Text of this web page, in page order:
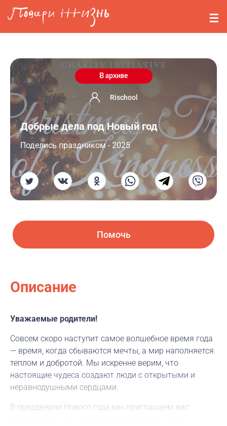
Перейти к основному содержанию
События
О нас
Вопросы
Войти
Регистрация
В архиве
Rischool
Добрые дела под Новый год
Поделись праздником - 2025
Помочь
Описание
Уважаемые родители!
Совсем скоро наступит самое волшебное время года
— время, когда сбываются мечты, а мир наполняется
теплом и добротой. Мы искренне верим, что
настоящие чудеса создают люди с открытыми и
неравнодушными сердцами.
В преддверии Нового года мы приглашаем вас